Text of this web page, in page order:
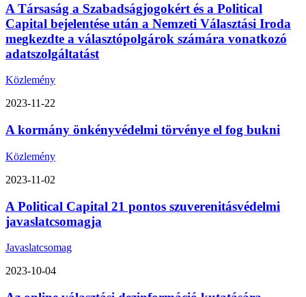
A Társaság a Szabadságjogokért és a Political
Capital bejelentése után a Nemzeti Választási Iroda
megkezdte a választópolgárok számára vonatkozó
adatszolgáltatást
Közlemény
2023-11-22
A kormány önkényvédelmi törvénye el fog bukni
Közlemény
2023-11-02
A Political Capital 21 pontos szuverenitásvédelmi
javaslatcsomagja
Javaslatcsomag
2023-10-04